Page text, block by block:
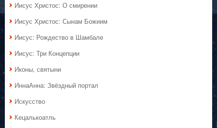
Иисус Христос: О смирении
Иисус Христос: Сынам Божиим
Иисус: Рождество в Шамбале
Иисус: Три Концепции
Иконы, святыни
ИннаАнна: Звёздный портал
Искусство
Кецалькоатль